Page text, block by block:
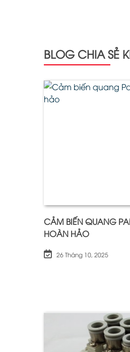
BLOG CHIA SẺ
CẢM BIẾN QUANG
HOÀN HẢO
26 Tháng 10, 2025